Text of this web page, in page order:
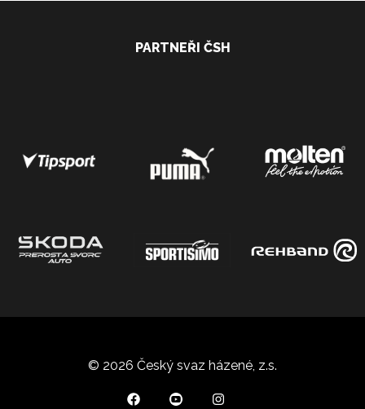
PARTNEŘI ČSH
© 2026 Český svaz házené, z.s.